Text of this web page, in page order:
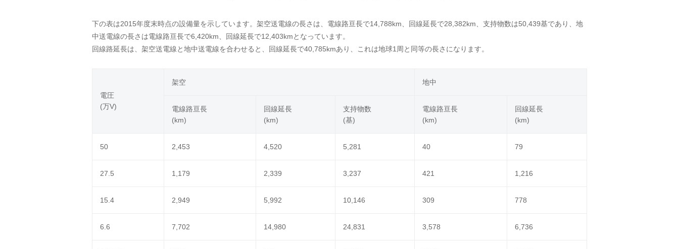
下の表は2015年度末時点の設備量を示しています。架空送電線の長さは、電線路亘長で14,788km、回線延長で28,382km、支持物数は50,439基であり、地
中送電線の長さは電線路亘長で6,420km、回線延長で12,403kmとなっています。
回線路延長は、架空送電線と地中送電線を合わせると、回線延長で40,785kmあり、これは地球1周と同等の長さになります。
電圧
(万V)
架空 地中
電線路亘長
(km)
回線延長
(km)
支持物数
(基)
電線路亘長
(km)
回線延長
(km)
50 2,453 4,520 5,281 40 79
27.5 1,179 2,339 3,237 421 1,216
15.4 2,949 5,992 10,146 309 778
6.6 7,702 14,980 24,831 3,578 6,736